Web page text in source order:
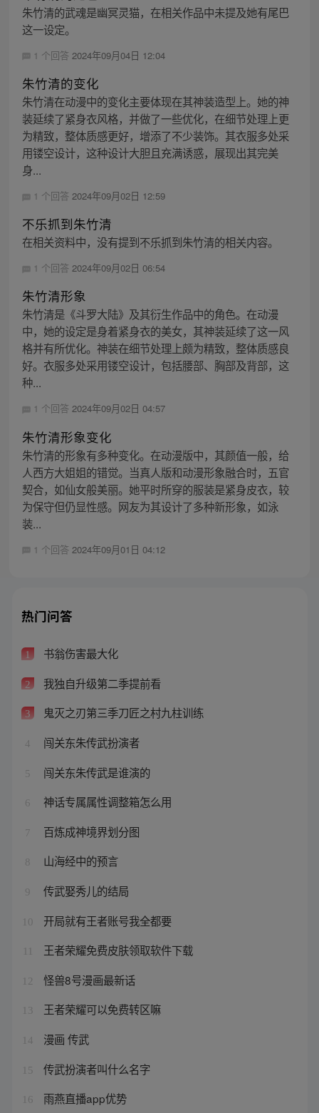
朱竹清的武魂是幽冥灵猫，在相关作品中未提及她有尾巴
这一设定。
1 个回答 2024年09月04日 12:04
朱竹清的变化
朱竹清在动漫中的变化主要体现在其神装造型上。她的神
装延续了紧身衣风格，并做了一些优化，在细节处理上更
为精致，整体质感更好，增添了不少装饰。其衣服多处采
用镂空设计，这种设计大胆且充满诱惑，展现出其完美
身...
1 个回答 2024年09月02日 12:59
不乐抓到朱竹清
在相关资料中，没有提到不乐抓到朱竹清的相关内容。
1 个回答 2024年09月02日 06:54
朱竹清形象
朱竹清是《斗罗大陆》及其衍生作品中的角色。在动漫
中，她的设定是身着紧身衣的美女，其神装延续了这一风
格并有所优化。神装在细节处理上颇为精致，整体质感良
好。衣服多处采用镂空设计，包括腰部、胸部及背部，这
种...
1 个回答 2024年09月02日 04:57
朱竹清形象变化
朱竹清的形象有多种变化。在动漫版中，其颜值一般，给
人西方大姐姐的错觉。当真人版和动漫形象融合时，五官
契合，如仙女般美丽。她平时所穿的服装是紧身皮衣，较
为保守但仍显性感。网友为其设计了多种新形象，如泳
装...
1 个回答 2024年09月01日 04:12
热门问答
1 书翁伤害最大化
2 我独自升级第二季提前看
3 鬼灭之刃第三季刀匠之村九柱训练
4 闯关东朱传武扮演者
5 闯关东朱传武是谁演的
6 神话专属属性调整箱怎么用
7 百炼成神境界划分图
8 山海经中的预言
9 传武娶秀儿的结局
10 开局就有王者账号我全都要
王者荣耀免费皮肤领取软件下载
12 怪兽8号漫画最新话
13 王者荣耀可以免费转区嘛
14 漫画 传武
15 传武扮演者叫什么名字
16 雨燕直播app优势